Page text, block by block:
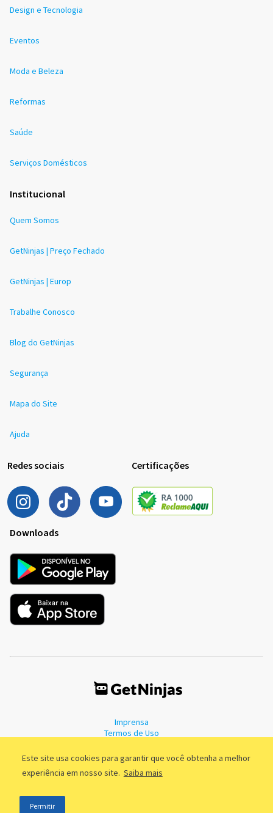
Este site usa cookies para garantir que você obtenha a melhor
experiência em nosso site. Saiba mais
Permitir
Design e Tecnologia
Eventos
Moda e Beleza
Reformas
Saúde
Serviços Domésticos
Institucional
Quem Somos
GetNinjas | Preço Fechado
GetNinjas | Europ
Trabalhe Conosco
Blog do GetNinjas
Segurança
Mapa do Site
Ajuda
Redes sociais Certificações
Downloads
Imprensa
Termos de Uso
©2011 - 2026, GetNinjas LTDA. CNPJ 55.744.877/0001-89 - Rua Dr.
Fernandes Coelho, 85 - 3º andar - São Paulo/SP - Brasil